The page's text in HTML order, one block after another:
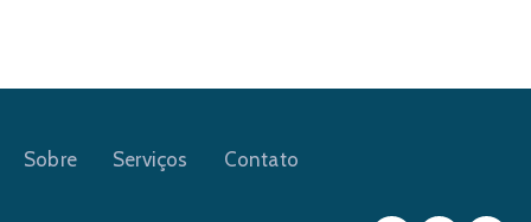
Sobre Serviços Contato